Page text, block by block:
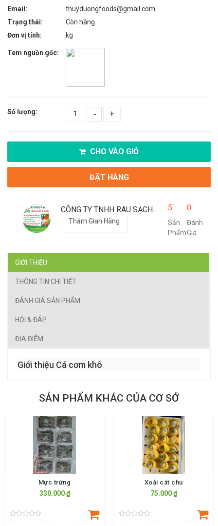
Email:
thuyduongfoods@gmail.com
Trạng thái:
Còn hàng
Đơn vị tính:
kg
Tem nguồn gốc:
Số lượng: - +
CHO VÀO GIỎ
ĐẶT HÀNG
CÔNG TY TNHH RAU SẠCH, THỰC PHẨM SẠCH THÙY DƯƠNG
Thăm Gian Hàng
5
Sản
Phẩm
0
Đánh
Giá
GIỚI THIỆU
THÔNG TIN CHI TIẾT
ĐÁNH GIÁ SẢN PHẨM
HỎI & ĐÁP
ĐỊA ĐIỂM
Giới thiệu Cá cơm khô
SẢN PHẨM KHÁC CỦA CƠ SỞ
Mực trứng
330.000 ₫
Xoài cát chu
75.000 ₫